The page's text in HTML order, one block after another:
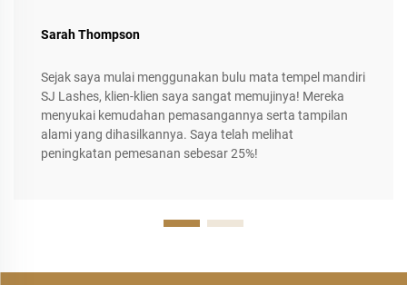
Sarah Thompson
Sejak saya mulai menggunakan bulu mata tempel mandiri
SJ Lashes, klien-klien saya sangat memujinya! Mereka
menyukai kemudahan pemasangannya serta tampilan
alami yang dihasilkannya. Saya telah melihat
peningkatan pemesanan sebesar 25%!